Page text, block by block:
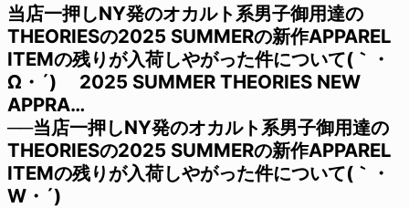
当店一押しNY発のオカルト系男子御用達の
THEORIESの2025 SUMMERの新作APPAREL
ITEMの残りが入荷しやがった件について(｀・
Ω・´)ゝ 2025 SUMMER THEORIES NEW
APPRA…
──当店一押しNY発のオカルト系男子御用達の
THEORIESの2025 SUMMERの新作APPAREL
ITEMの残りが入荷しやがった件について(｀・
W・´)ゝ